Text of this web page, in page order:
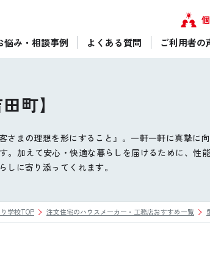
悩み・相談事例 よくある質問 ご利用者の
ャー町】
さまの理想を形にすること』。一軒一軒に真摯に
。加えて安心・快適な暮らしを届けるために、性
に寄り添ってくれます。
学校TOP 注文住宅のハウスメーカー・工務店おすすめ一覧